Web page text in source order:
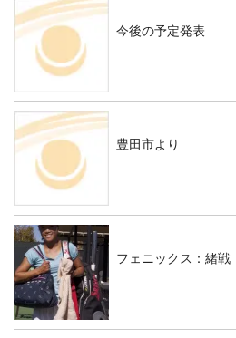
今後の予定発表
豊田市より
フェニックス：緒戦